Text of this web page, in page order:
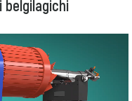
belgilagichi